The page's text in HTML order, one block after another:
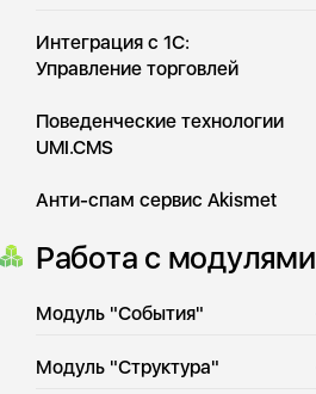
Интеграция с 1С:
Управление торговлей
Поведенческие технологии
UMI.CMS
Анти-спам сервис Akismet
Работа с модулями
Модуль "События"
Модуль "Структура"